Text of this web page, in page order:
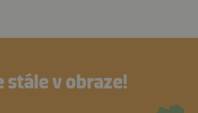
stále v obraze!